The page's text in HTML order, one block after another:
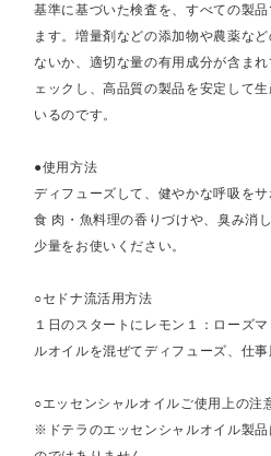
基準に基づいた検査を、すべての製
ます。増量剤などの添加物や農薬な
ないか、適切な量の有用成分が含ま
ェックし、高品質の製品を安定して
いるのです。
●使用方法
ディフューズして、健やかな呼吸をサ
食 肉・魚料理の香りづけや、臭み
少量をお使いください。
○セドナ流活用方法
１日のスタートにレモン１：ローズ
ルオイルを混ぜてディフューズ、仕
○エッセンシャルオイルご使用上の注
※ドテラのエッセンシャルオイル製